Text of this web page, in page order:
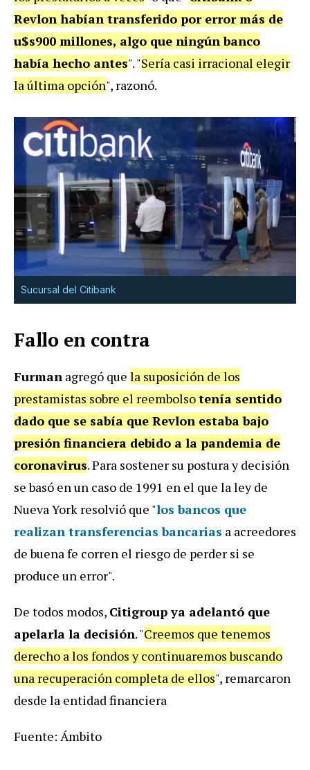
Revlon habían transferido por error más de
u$s900 millones, algo que ningún banco
había hecho antes". "Sería casi irracional elegir
la última opción", razonó.
Sucursal del Citibank
Fallo en contra
Furman agregó que la suposición de los
prestamistas sobre el reembolsotenía sentido
dado que se sabía que Revlon estaba bajo
presión financiera debido a la pandemia de
coronavirus. Para sostener su postura y decisión
se basó en un caso de 1991 en el que la ley de
Nueva York resolvió que "los bancos que
realizan transferencias bancarias a acreedores
de buena fe corren el riesgo de perder si se
produce un error".
De todos modos, Citigroup ya adelantó que
apelarla la decisión. "Creemos que tenemos
derecho a los fondos y continuaremos buscando
una recuperación completa de ellos", remarcaron
desde la entidad financiera
Fuente: Ámbito